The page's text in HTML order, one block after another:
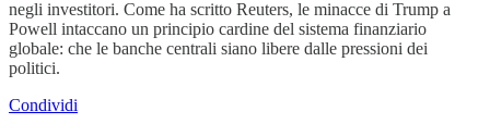
negli investitori. Come ha scritto Reuters, le minacce di Trump a
Powell intaccano un principio cardine del sistema finanziario
globale: che le banche centrali siano libere dalle pressioni dei
politici.
Condividi